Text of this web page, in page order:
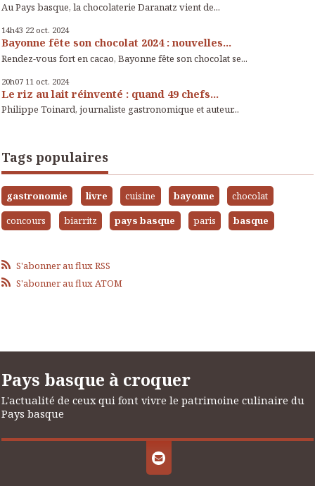
Au Pays basque, la chocolaterie Daranatz vient de...
14h43 22 oct. 2024
Bayonne fête son chocolat 2024 : nouvelles...
Rendez-vous fort en cacao, Bayonne fête son chocolat se...
20h07 11 oct. 2024
Le riz au lait réinventé : quand 49 chefs...
Philippe Toinard, journaliste gastronomique et auteur...
Tags populaires
gastronomie livre cuisine bayonne
chocolat
concours
biarritz pays basque paris basque
S'abonner au flux RSS
S'abonner au flux ATOM
Pays basque à croquer
L'actualité de ceux qui font vivre le patrimoine culinaire du
Pays basque